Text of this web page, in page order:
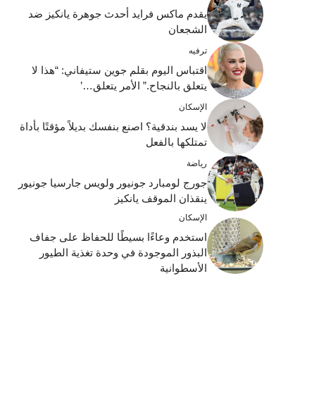
يقدم ماكس فرايد أحدث جوهرة يانكيز ضد
الشجعان
ترفيه
اقتباس اليوم بقلم جوين ستيفاني: “هذا لا
يتعلق بالنجاح.” الأمر يتعلق…’
الإسكان
لا يسد بندقية؟ اصنع بنفسك بديلاً مؤقتًا بأداة
تمتلكها بالفعل
رياضة
جورج لومبارد جونيور ولويس جارسيا جونيور
ينقذان الموقف يانكيز
الإسكان
استخدم وعاءًا بسيطًا للحفاظ على جفاف
البذور الموجودة في وحدة تغذية الطيور
الأسطوانية